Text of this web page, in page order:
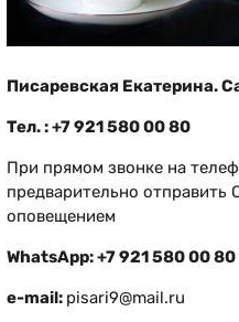
Писаревская Екатерина.
Тел. : +7 921 580 00 80
При прямом звонке на
предварительно отправить
оповещением
WhatsАрр: +7 921 580 00 80
e-mail: pisari9@mail.ru